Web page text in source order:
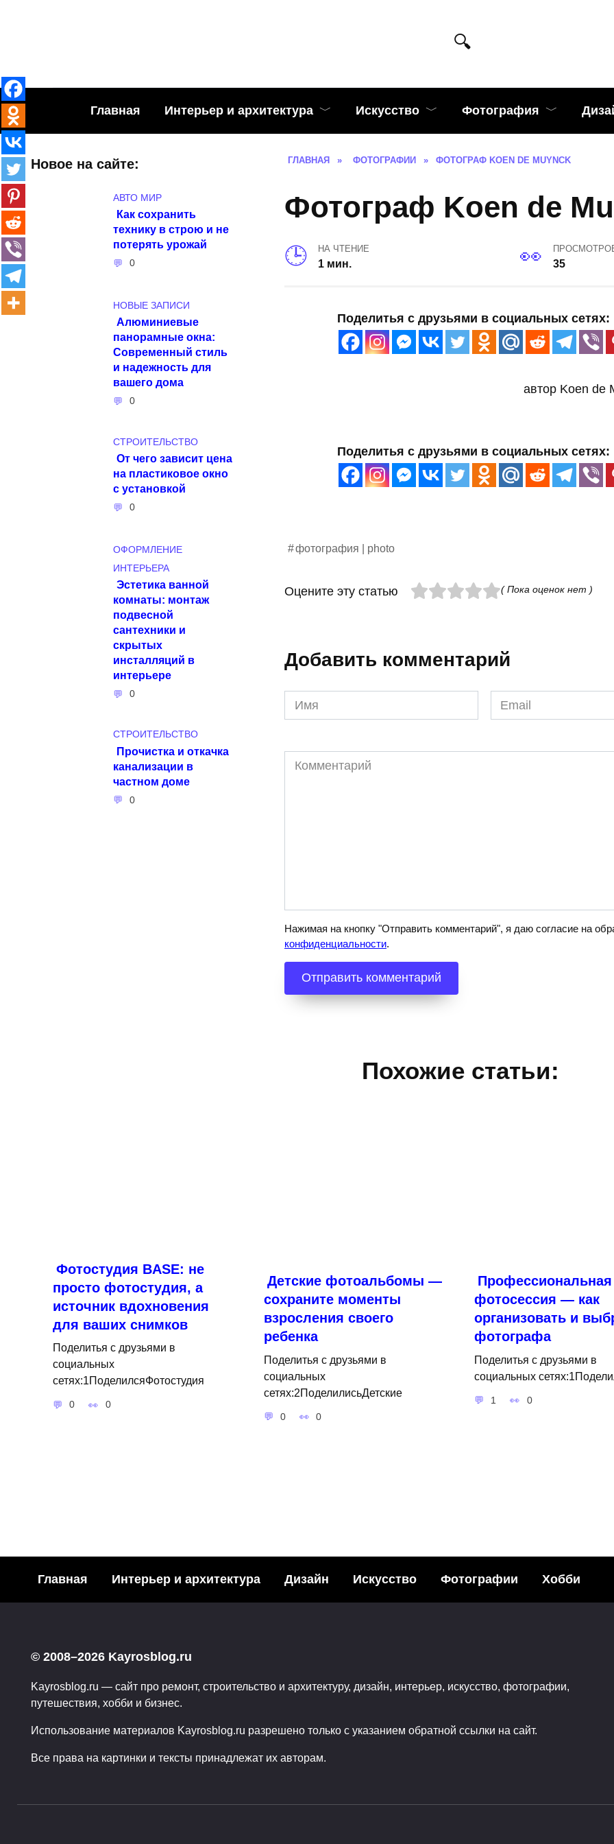
Главная Интерьер и архитектура Искусство Фотография
ГЛАВНАЯ » ФОТОГРАФИИ » ФОТОГРАФ KOEN DE MUYNCK
Фотограф Koen de
НА ЧТЕНИЕ
1 мин. 35
Поделитья с друзьями в социальных сетях:
автор Koen de
Поделитья с друзьями в социальных сетях:
фотография | photo
Оцените эту статью ( Пока оценок нет )
Добавить комментарий
Имя
*
Email
*
Комментарий
Нажимая на кнопку "Отправить комментарий", я даю согласие на
конфиденциальности.
Новое на сайте:
АВТО МИР
Как сохранить
технику в строю и не
потерять урожай
0
НОВЫЕ ЗАПИСИ
Алюминиевые
панорамные окна:
Современный стиль
и надежность для
вашего дома
0
СТРОИТЕЛЬСТВО
От чего зависит цена
на пластиковое окно
с установкой
0
ОФОРМЛЕНИЕ
ИНТЕРЬЕРА
Эстетика ванной
комнаты: монтаж
подвесной
сантехники и
скрытых
инсталляций в
интерьере
0
СТРОИТЕЛЬСТВО
Прочистка и откачка
канализации в
частном доме
0
Похожие статьи:
Фотостудия BASE: не
просто фотостудия, а
источник вдохновения
для ваших снимков
Поделитья с друзьями в
социальных
сетях:1ПоделилсяФотостудия
0 0
Детские фотоальбомы —
сохраните моменты
взросления своего
ребенка
Поделитья с друзьями в
социальных
сетях:2ПоделилисьДетские
0 0
Профессиональная
фотосессия — как
организовать и
фотографа
Поделитья с друзьями в
социальных
1 0
модельного бизнеса
Поделитья с друзьями в
социальных сетях:2Поделились
2 0
социальных сетях:1Поделился
Malin Awards 2016
Главная Интерьер и архитектура Дизайн Искусство Фотографии Хобби
© 2008–2026 Kayrosblog.ru
Kayrosblog.ru — сайт про ремонт, строительство и архитектуру, дизайн, интерьер, искусство, фотографии,
путешествия, хобби и бизнес.
Использование материалов Kayrosblog.ru разрешено только с указанием обратной ссылки на сайт.
Все права на картинки и тексты принадлежат их авторам.